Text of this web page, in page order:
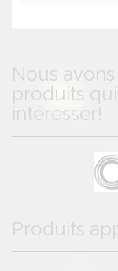
Produits
Nous
produits
intéresser!